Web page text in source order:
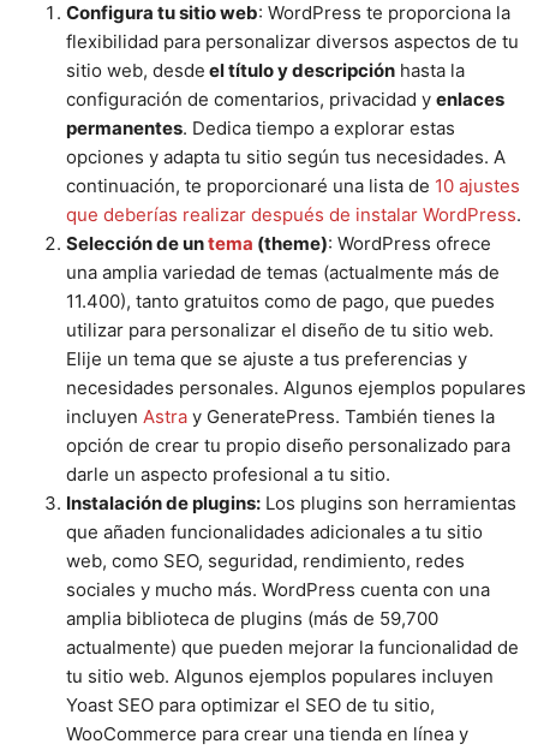
Configura tu sitio web: WordPress te proporciona la
flexibilidad para personalizar diversos aspectos de tu
sitio web, desde el título y descripción hasta la
configuración de comentarios, privacidad y enlaces
permanentes. Dedica tiempo a explorar estas
opciones y adapta tu sitio según tus necesidades. A
continuación, te proporcionaré una lista de 10 ajustes
que deberías realizar después de instalar WordPress.
Selección de untema (theme): WordPress ofrece
una amplia variedad de temas (actualmente más de
11.400), tanto gratuitos como de pago, que puedes
utilizar para personalizar el diseño de tu sitio web.
Elije un tema que se ajuste a tus preferencias y
necesidades personales. Algunos ejemplos populares
incluyen Astra y GeneratePress. También tienes la
opción de crear tu propio diseño personalizado para
darle un aspecto profesional a tu sitio.
Instalación de plugins: Los plugins son herramientas
que añaden funcionalidades adicionales a tu sitio
web, como SEO, seguridad, rendimiento, redes
sociales y mucho más. WordPress cuenta con una
amplia biblioteca de plugins (más de 59,700
actualmente) que pueden mejorar la funcionalidad de
tu sitio web. Algunos ejemplos populares incluyen
Yoast SEO para optimizar el SEO de tu sitio,
WooCommerce para crear una tienda en línea y